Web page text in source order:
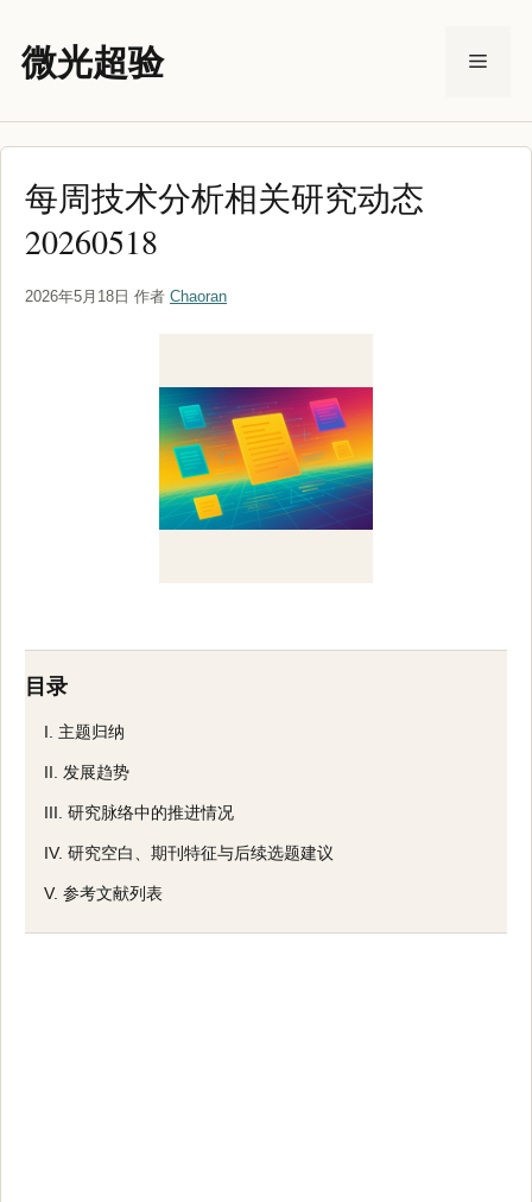
微光超验 菜
每周技术分析相关研究动态
20260518
2026年5月18日 作者 Chaoran
目录
I. 主题归纳
II. 发展趋势
III. 研究脉络中的推进情况
IV. 研究空白、期刊特征与后续选题建议
V. 参考文献列表